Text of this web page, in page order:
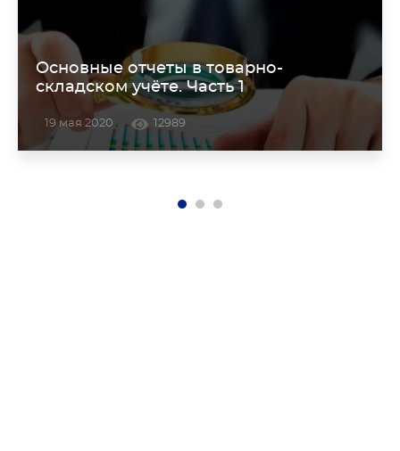
Основные отчеты в товарно-
складском учёте. Часть 1
19 мая 2020 12989